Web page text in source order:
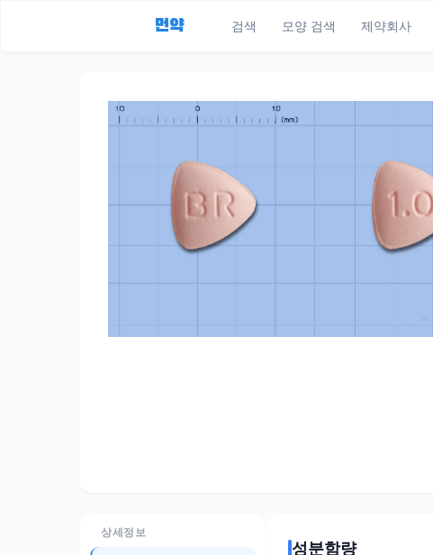
먼약 검색 모양 검색 제약회사
상세정보
성분함량